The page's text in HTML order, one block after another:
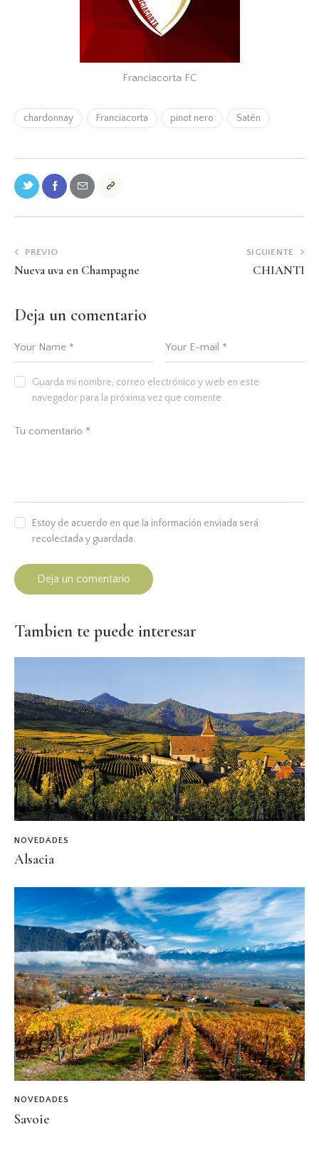
Franciacorta FC
chardonnay Franciacorta pinot nero Satén
PREVIO
Nueva uva en Champagne
SIGUIENTE
CHIANTI
Deja un comentario
Guarda mi nombre, correo electrónico y web en este
navegador para la próxima vez que comente.
Estoy de acuerdo en que la información enviada será
recolectada y guardada.
Tambien te puede interesar
NOVEDADES
Alsacia
NOVEDADES
Savoie